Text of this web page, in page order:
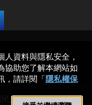
運動中心 All rights